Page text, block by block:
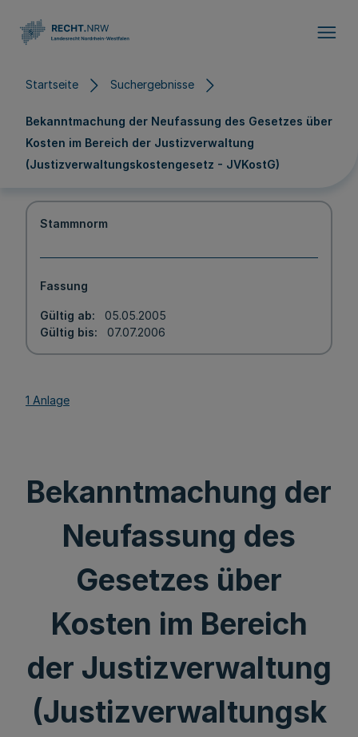
Startseite Suchergebnisse
Bekanntmachung der Neufassung des Gesetzes über
Kosten im Bereich der Justizverwaltung
(Justizverwaltungskostengesetz - JVKostG)
Stammnorm
Fassung
Gültig ab
05.05.2005
Gültig bis
07.07.2006
1 Anlage
Bekanntmachung der
Neufassung des
Gesetzes über
Kosten im Bereich
der Justizverwaltung
(Justizverwaltungsk